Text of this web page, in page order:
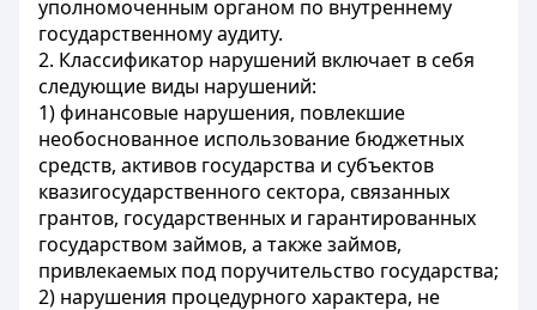
уполномоченным органом по внутреннему
государственному аудиту.
2. Классификатор нарушений включает в себя
следующие виды нарушений:
1) финансовые нарушения, повлекшие
необоснованное использование бюджетных
средств, активов государства и субъектов
квазигосударственного сектора, связанных
грантов, государственных и гарантированных
государством займов, а также займов,
привлекаемых под поручительство государства;
2) нарушения процедурного характера, не